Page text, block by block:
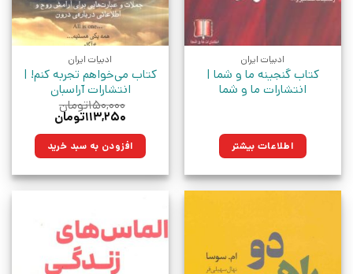
ادبیات ایران
کتاب گنجینه ما و شما |
انتشارات ما و شما
اطلاعات بیشتر
ادبیات ایران
کتاب می‌خواهم تجربه کنم! |
انتشارات آراسبان
۱۵۰,۰۰۰تومان
قیمت
۱۵۰,۰۰۰تومان
بود.
۱۱۳,۲۵۰تومان
۱۱۳,۲۵۰تومان.افزودن به سبد خرید